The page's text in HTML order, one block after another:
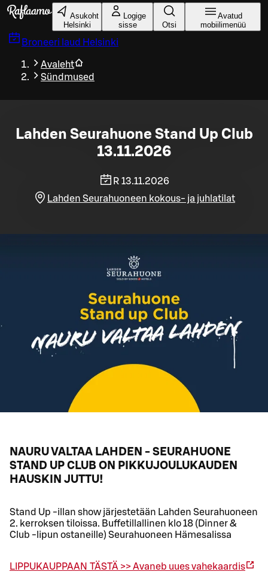
Liigu peamise sisu juurde
Asukoht
Helsinki
Logige
sisse
Otsi
Avatud
mobiilimenüü
Broneeri laud Helsinki
Avaleht
Sündmused
Lahden Seurahuone Stand Up Club
13.11.2026
R 13.11.2026
Lahden Seurahuoneen kokous- ja juhlatilat
NAURU VALTAA LAHDEN - SEURAHUONE
STAND UP CLUB ON PIKKUJOULUKAUDEN
HAUSKIN JUTTU!
Stand Up -illan show järjestetään Lahden Seurahuoneen
2. kerroksen tiloissa. Buffetillallinen klo 18 (Dinner &
Club -lipun ostaneille) Seurahuoneen Hämesalissa
LIPPUKAUPPAAN TÄSTÄ >>Avaneb uues vahekaardis